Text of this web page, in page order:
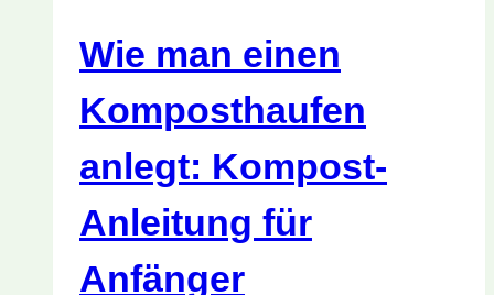
Wie man einen
Komposthaufen
anlegt: Kompost-
Anleitung für
Anfänger